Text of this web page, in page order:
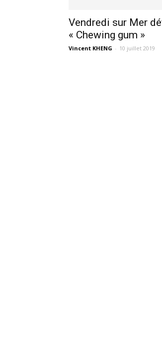
Vendredi sur Mer
« Chewing gum »
Vincent KHENG - 10 juillet 2019